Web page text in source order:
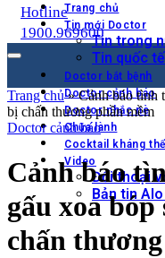
Trang chủ
Tin mới Doctor
Tin trong
Tin quốc tế
Doctor bắt bệnh
Doctor cảnh báo
Doctor nhắc nè
Chữa lành
Cocktail kháng thể
Video
Đối thoại
Bản tin
Hotline
1900.969600
Trang chủ»Cảnh báo tình
bị chấn thương phần mềm
Doctor cảnh báo
Cảnh báo
gấu xoa
chấn